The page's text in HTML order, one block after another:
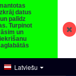
datus
palīdz
Turpinot
un
Latviešu